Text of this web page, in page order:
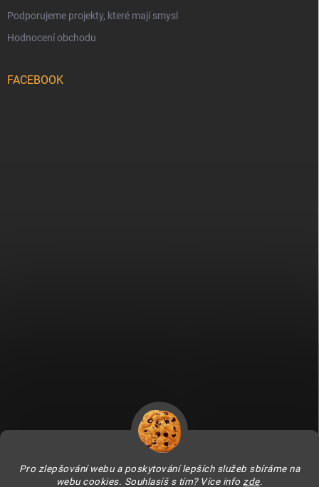
Pro zlepšování webu a poskytování lepších služeb sbíráme na
webu cookies. Souhlasíš s tím? Více info zde.
Podporujeme projekty, které mají smysl
Hodnocení obchodu
FACEBOOK
Fitami.sk Fitami.hu